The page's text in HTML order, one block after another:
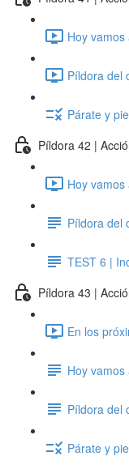
Hoy
Píldora del
Párate y
Píldora 42 |
Hoy
Píldora del
TEST 6 |
Píldora 43 |
En los
Hoy vamos
Píldora del
Párate y